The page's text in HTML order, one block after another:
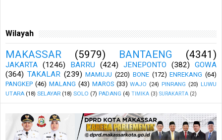
Wilayah
MAKASSAR (5979) BANTAENG (4341)
JAKARTA (1246) BARRU (424) JENEPONTO (382)
GOWA
(364) TAKALAR (239) MAMUJU (220) BONE (172) ENREKANG (64)
PANGKEP (46) MALANG (43) MAROS (33) WAJO (24) PINRANG (20) LUWU
UTARA (18) SELAYAR (18) SOLO (7) PADANG (4) TIMIKA (3) SURAKARTA (2)